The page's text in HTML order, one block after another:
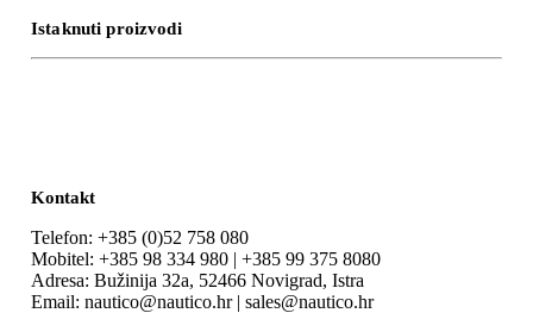
Istaknuti proizvodi
Kontakt
Telefon: +385 (0)52 758 080
Mobitel: +385 98 334 980 | +385 99 375 8080
Adresa: Bužinija 32a, 52466 Novigrad, Istra
Email: nautico@nautico.hr | sales@nautico.hr